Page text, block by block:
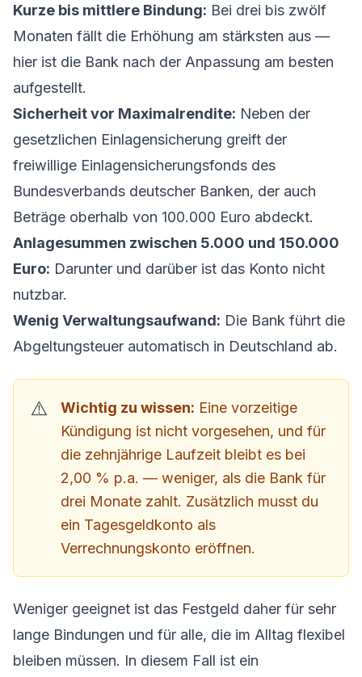
Kurze bis mittlere Bindung: Bei drei bis zwölf
Monaten fällt die Erhöhung am stärksten aus —
hier ist die Bank nach der Anpassung am besten
aufgestellt.
Sicherheit vor Maximalrendite: Neben der
gesetzlichen Einlagensicherung greift der
freiwillige Einlagensicherungsfonds des
Bundesverbands deutscher Banken, der auch
Beträge oberhalb von 100.000 Euro abdeckt.
Anlagesummen zwischen 5.000 und 150.000
Euro: Darunter und darüber ist das Konto nicht
nutzbar.
Wenig Verwaltungsaufwand: Die Bank führt die
Abgeltungsteuer automatisch in Deutschland ab.
Wichtig zu wissen: Eine vorzeitige
Kündigung ist nicht vorgesehen, und für
die zehnjährige Laufzeit bleibt es bei
2,00 % p.a. — weniger, als die Bank für
drei Monate zahlt. Zusätzlich musst du
ein Tagesgeldkonto als
Verrechnungskonto eröffnen.
Weniger geeignet ist das Festgeld daher für sehr
lange Bindungen und für alle, die im Alltag flexibel
bleiben müssen. In diesem Fall ist ein